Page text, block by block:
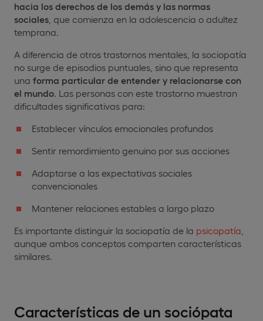
hacia los derechos de los demás y las normas
sociales , que comienza en la adolescencia o adultez
temprana.
A diferencia de otros trastornos mentales, la sociopatía
no surge de episodios puntuales, sino que representa
una forma particular de entender y relacionarse con
el mundo. Las personas con este trastorno muestran
dificultades significativas para:
Establecer vínculos emocionales profundos
Sentir remordimiento genuino por sus acciones
Adaptarse a las expectativas sociales
convencionales
Mantener relaciones estables a largo plazo
Es importante distinguir la sociopatía de la psicopatía
aunque ambos conceptos comparten características
similares.
Características de un sociópata